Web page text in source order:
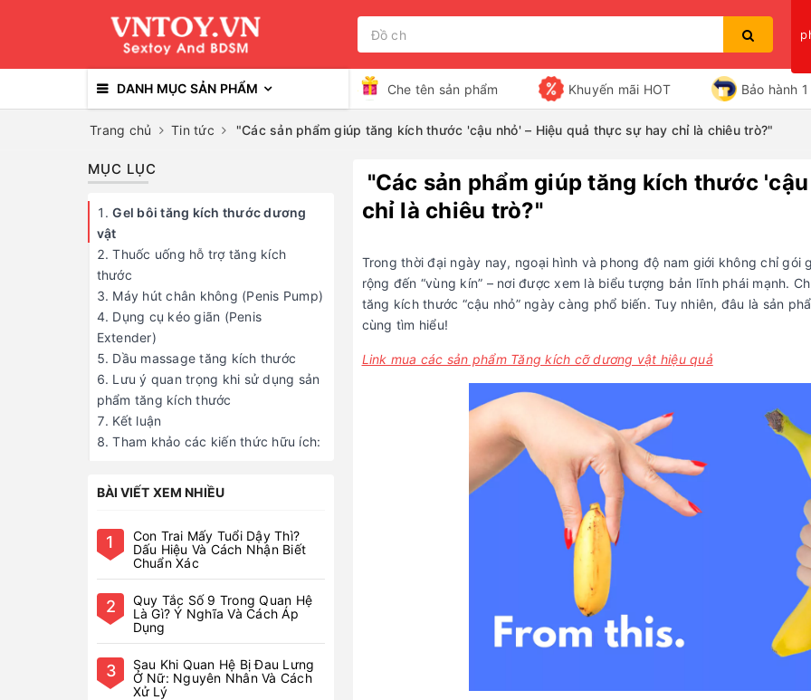
Bạn chưa xem sản phẩm nào
DANH MỤC SẢN PHẨM Che tên sản phẩm Khuyến mãi HOT Bảo hành
Trang chủ Tin tức "Các sản phẩm giúp tăng kích thước 'cậu nhỏ' – Hiệu quả thực sự hay chỉ là chiêu trò?"
"Các sản phẩm giúp tăng kích thước
chỉ là chiêu trò?"
Trong thời đại ngày nay, ngoại hình và phong độ nam giới không chỉ
rộng đến “vùng kín” – nơi được xem là biểu tượng bản lĩnh phái mạnh.
tăng kích thước “cậu nhỏ” ngày càng phổ biến. Tuy nhiên, đâu là sản
cùng tìm hiểu!
Link mua các sản phẩm Tăng kích cỡ dương vật hiệu quả
MỤC LỤC
Gel bôi tăng kích thước dương
vật
Thuốc uống hỗ trợ tăng kích
thước
Máy hút chân không (Penis Pump)
Dụng cụ kéo giãn (Penis
Extender)
Dầu massage tăng kích thước
Lưu ý quan trọng khi sử dụng sản
phẩm tăng kích thước
Kết luận
Tham khảo các kiến thức hữu ích:
BÀI VIẾT XEM NHIỀU
1
Con Trai Mấy Tuổi Dậy Thì?
Dấu Hiệu Và Cách Nhận Biết
Chuẩn Xác
2
Quy Tắc Số 9 Trong Quan Hệ
Là Gì? Ý Nghĩa Và Cách Áp
Dụng
3
Sau Khi Quan Hệ Bị Đau Lưng
Ở Nữ: Nguyên Nhân Và Cách
Xử Lý